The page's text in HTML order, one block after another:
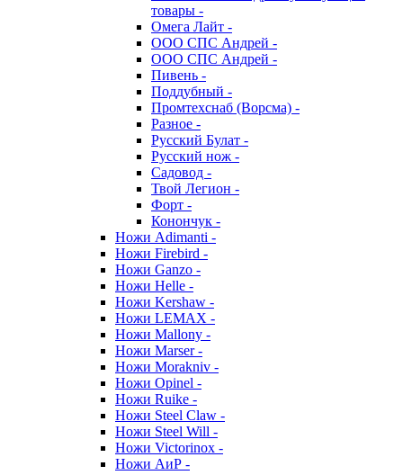
товары -
Омега Лайт -
ООО СПС Андрей -
ООО СПС Андрей -
Пивень -
Поддубный -
Промтехснаб (Ворсма) -
Разное -
Русский Булат -
Русский нож -
Садовод -
Твой Легион -
Форт -
Конончук -
Ножи Adimanti -
Ножи Firebird -
Ножи Ganzo -
Ножи Helle -
Ножи Kershaw -
Ножи LEMAX -
Ножи Mallony -
Ножи Marser -
Ножи Morakniv -
Ножи Opinel -
Ножи Ruike -
Ножи Steel Claw -
Ножи Steel Will -
Ножи Victorinox -
Ножи АиР -